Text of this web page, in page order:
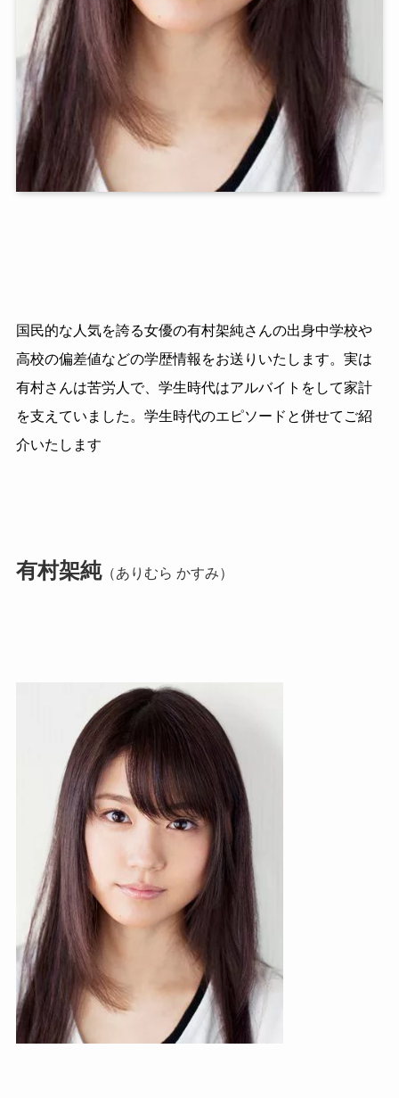
国民的な人気を誇る女優の有村架純さんの出身中学校や
高校の偏差値などの学歴情報をお送りいたします。実は
有村さんは苦労人で、学生時代はアルバイトをして家計
を支えていました。学生時代のエピソードと併せてご紹
介いたします
有村架純（ありむら かすみ）